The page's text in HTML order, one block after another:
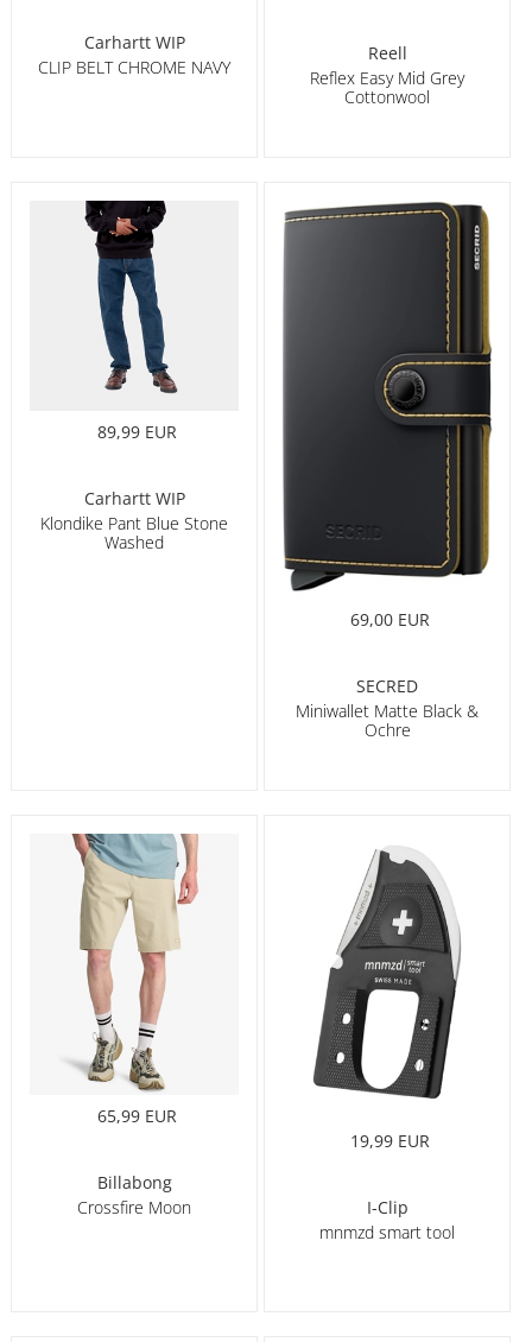
Carhartt WIP
CLIP BELT CHROME NAVY
Reell
Reflex Easy Mid Grey
Cottonwool
89,99 EUR
Carhartt WIP
Klondike Pant Blue Stone
Washed
69,00 EUR
SECRED
Miniwallet Matte Black &
Ochre
65,99 EUR
Billabong
Crossfire Moon
19,99 EUR
I-Clip
mnmzd smart tool